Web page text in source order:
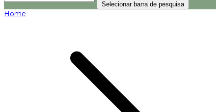
Selecionar barra de pesquisa
Home